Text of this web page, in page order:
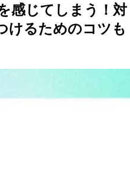
感じてしまう！対
けるためのコツも